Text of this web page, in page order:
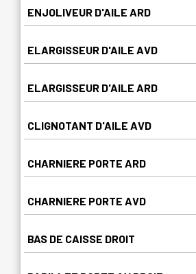
ENJOLIVEUR D'AILE ARD
ELARGISSEUR D'AILE AVD
ELARGISSEUR D'AILE ARD
CLIGNOTANT D'AILE AVD
CHARNIERE PORTE ARD
CHARNIERE PORTE AVD
BAS DE CAISSE DROIT